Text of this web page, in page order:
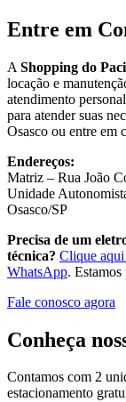
Entre em
A Shopping do
locação e
atendimento
para atender suas
Osasco ou entre em
Endereços:
Matriz – Rua João
Unidade
Osasco/SP
Precisa de um
técnica? Clique aqui
WhatsApp.
Fale conosco agora
Conheça
Contamos com 2
estacionamento